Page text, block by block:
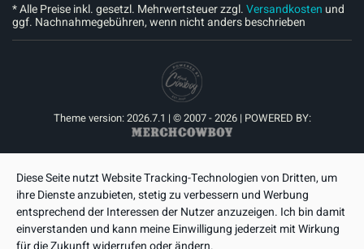
* Alle Preise inkl. gesetzl. Mehrwertsteuer zzgl.Versandkosten und
ggf. Nachnahmegebühren, wenn nicht anders beschrieben
Theme version: 2026.7.1 | © 2007 - 2026 | POWERED BY:
Diese Seite nutzt Website Tracking-Technologien von Dritten, um
ihre Dienste anzubieten, stetig zu verbessern und Werbung
entsprechend der Interessen der Nutzer anzuzeigen. Ich bin damit
einverstanden und kann meine Einwilligung jederzeit mit Wirkung